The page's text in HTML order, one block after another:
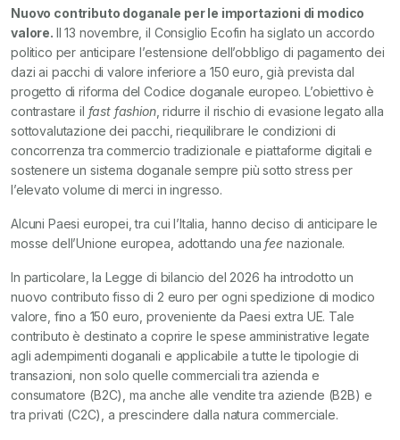
Nuovo contributo doganale per le importazioni di modico
valore. Il 13 novembre, il Consiglio Ecofin ha siglato un accordo
politico per anticipare l’estensione dell’obbligo di pagamento dei
dazi ai pacchi di valore inferiore a 150 euro, già prevista dal
progetto di riforma del Codice doganale europeo. L’obiettivo è
contrastare il fast fashion, ridurre il rischio di evasione legato alla
sottovalutazione dei pacchi, riequilibrare le condizioni di
concorrenza tra commercio tradizionale e piattaforme digitali e
sostenere un sistema doganale sempre più sotto stress per
l’elevato volume di merci in ingresso.
Alcuni Paesi europei, tra cui l’Italia, hanno deciso di anticipare le
mosse dell’Unione europea, adottando unafeenazionale.
In particolare, la Legge di bilancio del 2026 ha introdotto un
nuovo contributo fisso di 2 euro per ogni spedizione di modico
valore, fino a 150 euro, proveniente da Paesi extra UE. Tale
contributo è destinato a coprire le spese amministrative legate
agli adempimenti doganali e applicabile a tutte le tipologie di
transazioni, non solo quelle commerciali tra azienda e
consumatore (B2C), ma anche alle vendite tra aziende (B2B) e
tra privati (C2C), a prescindere dalla natura commerciale.